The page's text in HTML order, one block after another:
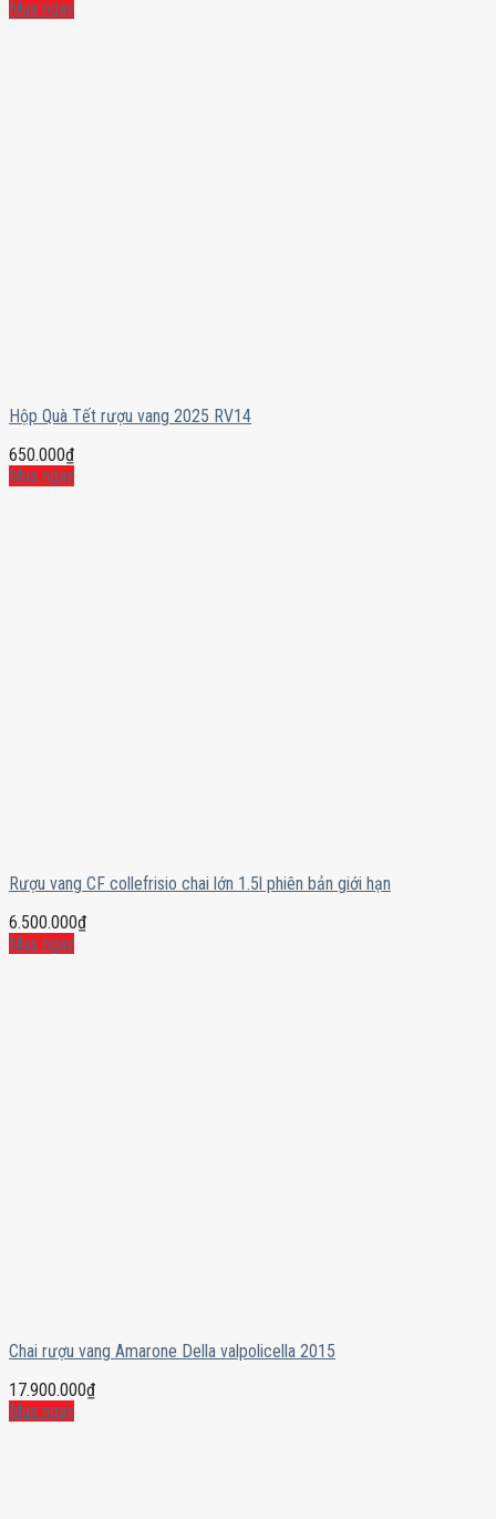
Mua ngay
Hộp Quà Tết rượu vang 2025 RV14
650.000₫
Mua ngay
Rượu vang CF collefrisio chai lớn 1.5l phiên bản giới hạn
6.500.000₫
Mua ngay
Chai rượu vang Amarone Della valpolicella 2015
17.900.000₫
Mua ngay